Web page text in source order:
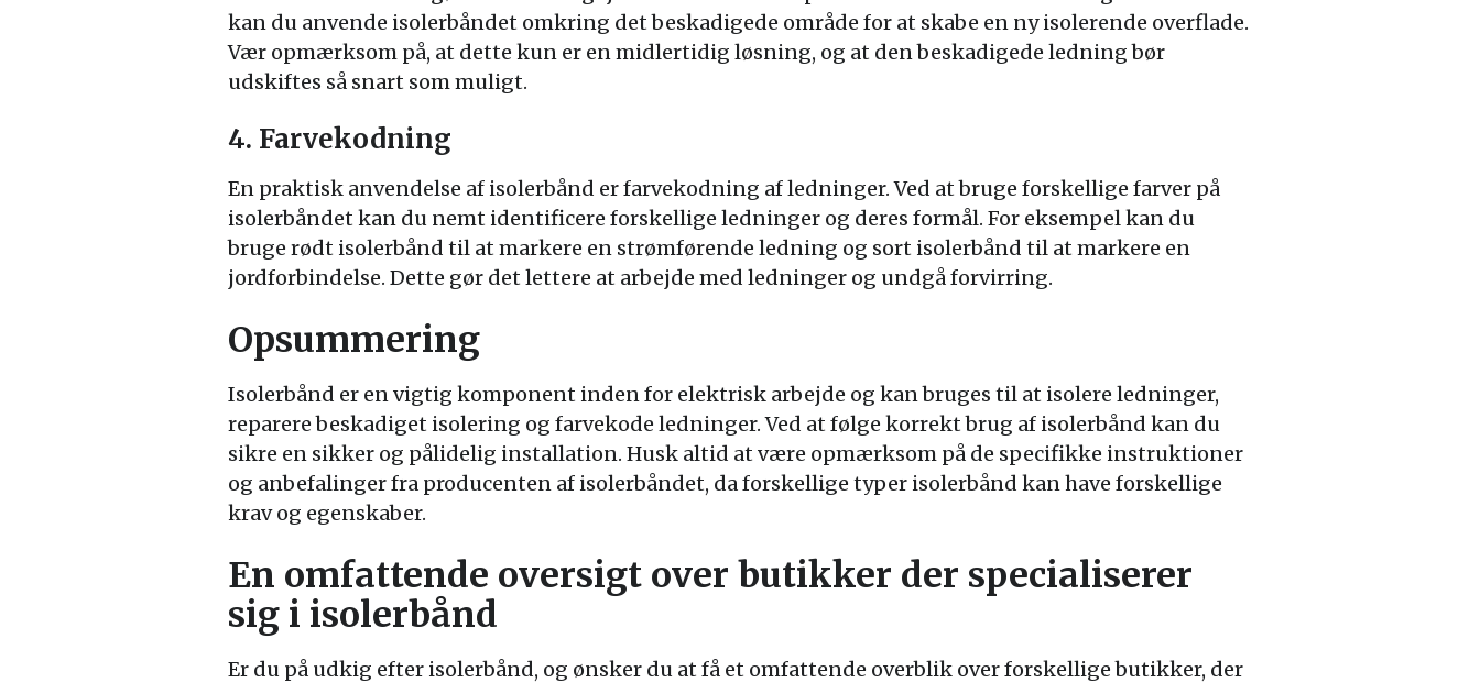
kan du anvende isolerbåndet omkring det beskadigede område for at skabe en ny isolerende overflade.
Vær opmærksom på, at dette kun er en midlertidig løsning, og at den beskadigede ledning bør
udskiftes så snart som muligt.
4. Farvekodning
En praktisk anvendelse af isolerbånd er farvekodning af ledninger. Ved at bruge forskellige farver på
isolerbåndet kan du nemt identificere forskellige ledninger og deres formål. For eksempel kan du
bruge rødt isolerbånd til at markere en strømførende ledning og sort isolerbånd til at markere en
jordforbindelse. Dette gør det lettere at arbejde med ledninger og undgå forvirring.
Opsummering
Isolerbånd er en vigtig komponent inden for elektrisk arbejde og kan bruges til at isolere ledninger,
reparere beskadiget isolering og farvekode ledninger. Ved at følge korrekt brug af isolerbånd kan du
sikre en sikker og pålidelig installation. Husk altid at være opmærksom på de specifikke instruktioner
og anbefalinger fra producenten af isolerbåndet, da forskellige typer isolerbånd kan have forskellige
krav og egenskaber.
En omfattende oversigt over butikker der specialiserer
sig i isolerbånd
Er du på udkig efter isolerbånd, og ønsker du at få et omfattende overblik over forskellige butikker, der